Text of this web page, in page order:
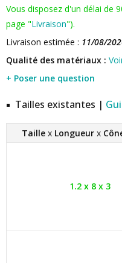
Vous disposez d'un délai de
page "Livraison").
Livraison estimée : 11/08/
Qualité des matériaux :
+ Poser une question
Tailles existantes |
Taillex Longueurx
1.2 x 8 x 3